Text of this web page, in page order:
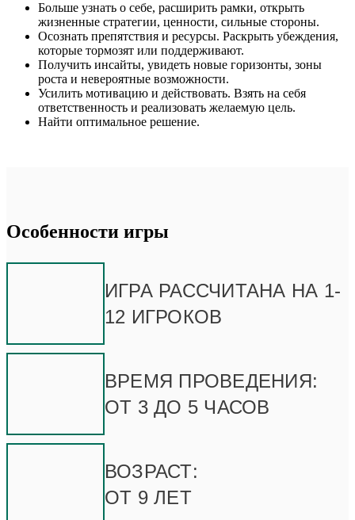
Больше узнать о себе, расширить рамки, открыть
жизненные стратегии, ценности, сильные стороны.
Осознать препятствия и ресурсы. Раскрыть убеждения,
которые тормозят или поддерживают.
Получить инсайты, увидеть новые горизонты, зоны
роста и невероятные возможности.
Усилить мотивацию и действовать. Взять на себя
ответственность и реализовать желаемую цель.
Найти оптимальное решение.
Особенности игры
ИГРА РАССЧИТАНА НА 1-
12 ИГРОКОВ
ВРЕМЯ ПРОВЕДЕНИЯ:
ОТ 3 ДО 5 ЧАСОВ
ВОЗРАСТ:
ОТ 9 ЛЕТ